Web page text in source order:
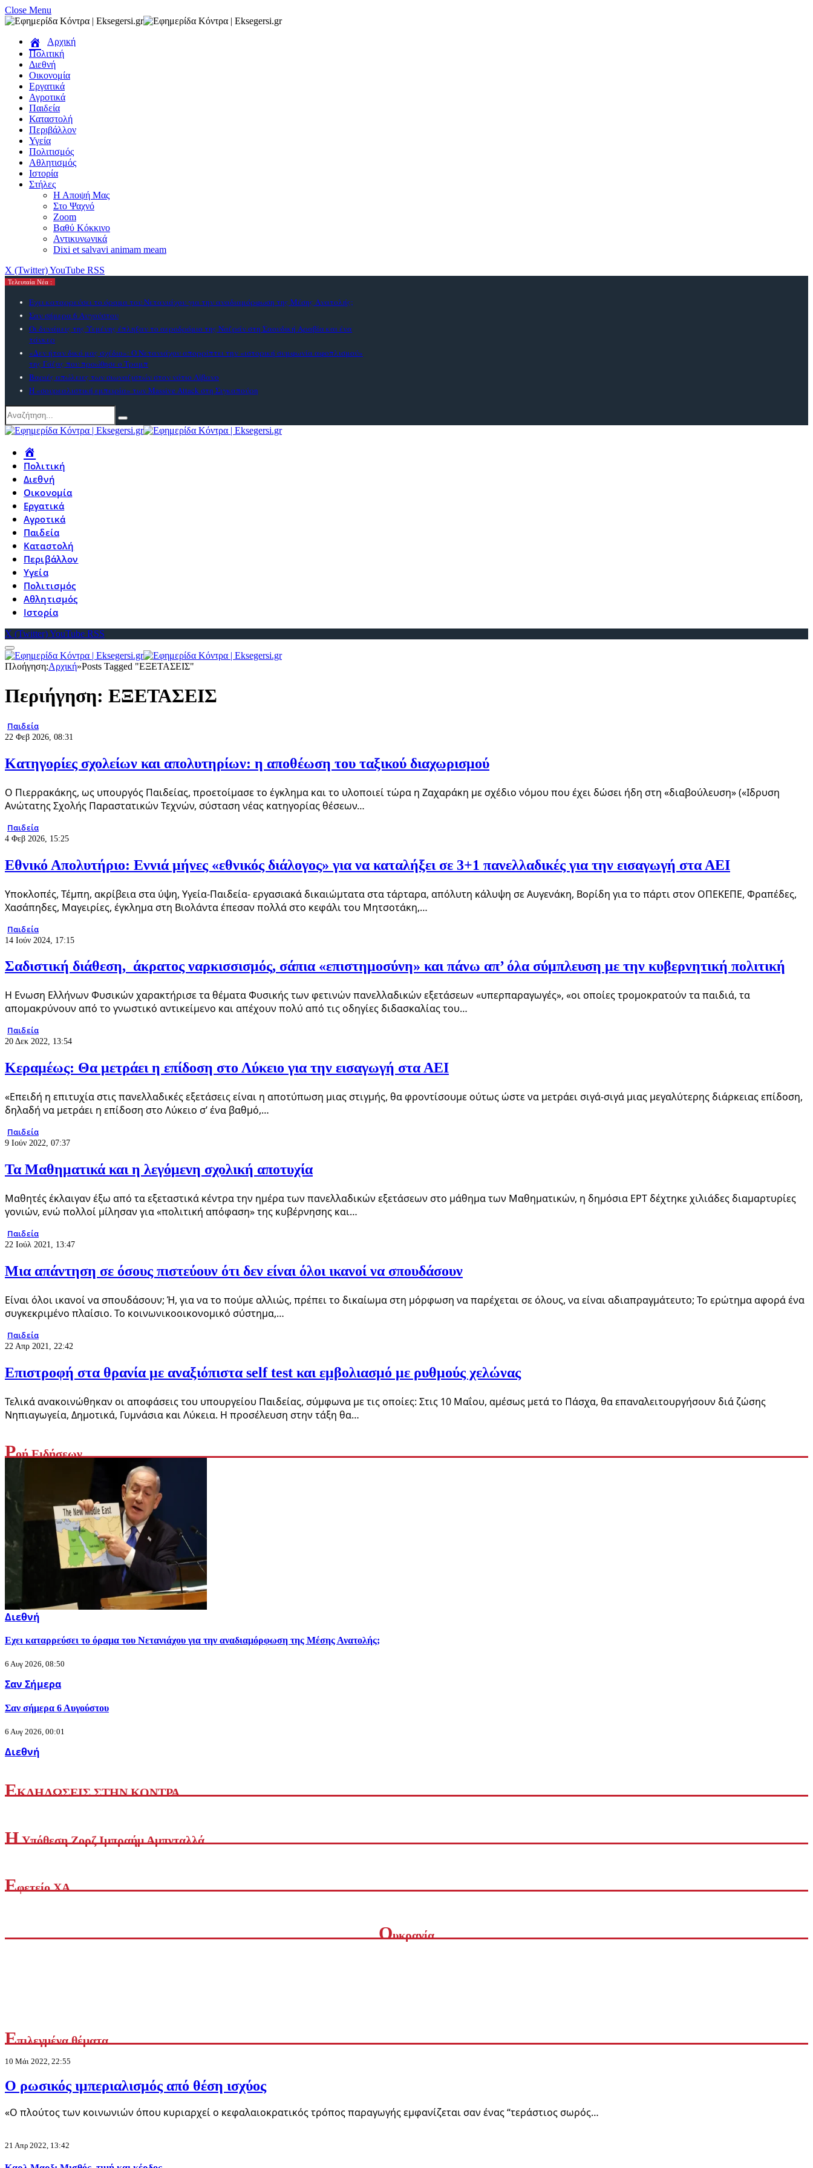
Close Menu
Αρχική
Πολιτική
Διεθνή
Οικονομία
Εργατικά
Αγροτικά
Παιδεία
Καταστολή
Περιβάλλον
Υγεία
Πολιτισμός
Αθλητισμός
Ιστορία
Στήλες
Η Αποψή Μας
Στο Ψαχνό
Zoom
Βαθύ Κόκκινο
Αντικυνωνικά
Dixi et salvavi animam meam
X (Twitter)YouTube RSS
Τελευταία Νέα :
Εχει καταρρεύσει το όραμα του Νετανιάχου για την αναδιαμόρφωση της Μέσης Ανατολής;
Σαν σήμερα 6 Αυγούστου
Οι δυνάμεις της Υεμένης έπληξαν το αεροδρόμιο της Ναζράν στη Σαουδική Αραβία και ένα
τάνκερ
«Δεν ήταν δικό μας σχέδιο»: Ο Νετανιάχου απορρίπτει την «ιστορική συμφωνία αφοπλισμού»
της Γάζας που προώθησε ο Τραμπ
Βαριές απώλειες των σιωναζιστών στον νότιο Λίβανο
Η «σουρεαλιστική εμπειρία» των Massive Attack στη Σιγκαπούρη
Πολιτική
Διεθνή
Οικονομία
Εργατικά
Αγροτικά
Παιδεία
Καταστολή
Περιβάλλον
Υγεία
Πολιτισμός
Αθλητισμός
Ιστορία
X (Twitter)YouTube RSS
Πλοήγηση:Αρχική»Posts Tagged "ΕΞΕΤΑΣΕΙΣ"
Περιήγηση: ΕΞΕΤΑΣΕΙΣ
Παιδεία
22 Φεβ 2026, 08:31
Κατηγορίες σχολείων και απολυτηρίων: η αποθέωση του ταξικού διαχωρισμού
Ο Πιερρακάκης, ως υπουργός Παιδείας, προετοίμασε το έγκλημα και το υλοποιεί τώρα η Ζαχαράκη με σχέδιο νόμου που έχει δώσει ήδη στη «διαβούλευση» («Ιδρυση
Ανώτατης Σχολής Παραστατικών Τεχνών, σύσταση νέας κατηγορίας θέσεων…
Παιδεία
4 Φεβ 2026, 15:25
Εθνικό Απολυτήριο: Εννιά μήνες «εθνικός διάλογος» για να καταλήξει σε 3+1 πανελλαδικές για την εισαγωγή στα ΑΕΙ
Υποκλοπές, Τέμπη, ακρίβεια στα ύψη, Υγεία-Παιδεία- εργασιακά δικαιώμτατα στα τάρταρα, απόλυτη κάλυψη σε Αυγενάκη, Βορίδη για το πάρτι στον ΟΠΕΚΕΠΕ, Φραπέδες,
Χασάπηδες, Μαγειρίες, έγκλημα στη Βιολάντα έπεσαν πολλά στο κεφάλι του Μητσοτάκη,…
Παιδεία
14 Ιούν 2024, 17:15
Σαδιστική διάθεση, άκρατος ναρκισσισμός, σάπια «επιστημοσύνη» και πάνω απ’ όλα σύμπλευση με την κυβερνητική πολιτική
Η Ενωση Ελλήνων Φυσικών χαρακτήρισε τα θέματα Φυσικής των φετινών πανελλαδικών εξετάσεων «υπερπαραγωγές», «οι οποίες τρομοκρατούν τα παιδιά, τα
απομακρύνουν από το γνωστικό αντικείμενο και απέχουν πολύ από τις οδηγίες διδασκαλίας του…
Παιδεία
20 Δεκ 2022, 13:54
Κεραμέως: Θα μετράει η επίδοση στο Λύκειο για την εισαγωγή στα ΑΕΙ
«Επειδή η επιτυχία στις πανελλαδικές εξετάσεις είναι η αποτύπωση μιας στιγμής, θα φροντίσουμε ούτως ώστε να μετράει σιγά-σιγά μιας μεγαλύτερης διάρκειας επίδοση,
δηλαδή να μετράει η επίδοση στο Λύκειο σ’ ένα βαθμό,…
Παιδεία
9 Ιούν 2022, 07:37
Τα Μαθηματικά και η λεγόμενη σχολική αποτυχία
Μαθητές έκλαιγαν έξω από τα εξεταστικά κέντρα την ημέρα των πανελλαδικών εξετάσεων στο μάθημα των Μαθηματικών, η δημόσια ΕΡΤ δέχτηκε χιλιάδες διαμαρτυρίες
γονιών, ενώ πολλοί μίλησαν για «πολιτική απόφαση» της κυβέρνησης και…
Παιδεία
22 Ιούλ 2021, 13:47
Μια απάντηση σε όσους πιστεύουν ότι δεν είναι όλοι ικανοί να σπουδάσουν
Είναι όλοι ικανοί να σπουδάσουν; Ή, για να το πούμε αλλιώς, πρέπει το δικαίωμα στη μόρφωση να παρέχεται σε όλους, να είναι αδιαπραγμάτευτο; Το ερώτημα αφορά ένα
συγκεκριμένο πλαίσιο. Το κοινωνικοοικονομικό σύστημα,…
Παιδεία
22 Απρ 2021, 22:42
Eπιστροφή στα θρανία με αναξιόπιστα self test και εμβολιασμό με ρυθμούς χελώνας
Τελικά ανακοινώθηκαν οι αποφάσεις του υπουργείου Παιδείας, σύμφωνα με τις οποίες: Στις 10 Μαΐου, αμέσως μετά το Πάσχα, θα επαναλειτουργήσουν διά ζώσης
Νηπιαγωγεία, Δημοτικά, Γυμνάσια και Λύκεια. Η προσέλευση στην τάξη θα…
Ροή Ειδήσεων
Διεθνή
Εχει καταρρεύσει το όραμα του Νετανιάχου για την αναδιαμόρφωση της Μέσης Ανατολής;
6 Αυγ 2026, 08:50
Σαν Σήμερα
Σαν σήμερα 6 Αυγούστου
6 Αυγ 2026, 00:01
Διεθνή
5 Αυγ 2026, 20:22
ΕΚΔΗΛΩΣΕΙΣ ΣΤΗΝ ΚΟΝΤΡΑ
ΗYπόθεση Ζορζ Ιμπραήμ Αμπνταλλά
Εφετείο ΧΑ
Ουκρανία
Επιλεγμένα θέματα
10 Μάι 2022, 22:55
Ο ρωσικός ιμπεριαλισμός από θέση ισχύος
«Ο πλούτος των κοινωνιών όπου κυριαρχεί ο κεφαλαιοκρατικός τρόπος παραγωγής εμφανίζεται σαν ένας “τεράστιος σωρός…
21 Απρ 2022, 13:42